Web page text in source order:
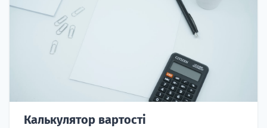
Калькулятор вартості